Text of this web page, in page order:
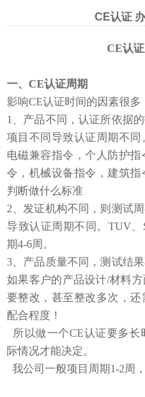
CE认证
CE认
一、 CE认证周期
影响CE认证时间的因素很多
1、产品不同，认证所依据
项目不同导致认证周期不同
电磁兼容指令，个人防护
令，机械设备指令，建筑
判断做什么标准
2、发证机构不同，则测试
导致认证周期不同。 TUV、
期4-6周。
3、产品质量不同，测试结
如果客户的产品设计/材料
要整改，甚至整改多次，还
配合程度！
所以做一个CE认证要多长
际情况才能决定。
我公司一般项目周期1-2周